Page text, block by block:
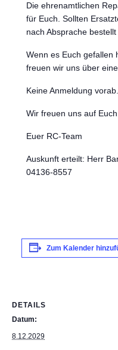
Die ehrenamtlichen
für Euch. Sollten
nach Absprache
Wenn es Euch gefallen
freuen wir uns über
Keine Anmeldung vorab.
Wir freuen uns auf Euch.
Euer RC-Team
Auskunft erteilt: Herr
04136-8557
Zum Kalender
DETAILS
Datum:
8.12.2029